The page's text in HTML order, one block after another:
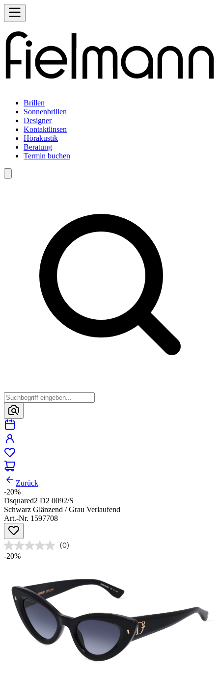
Brillen
Sonnenbrillen
Designer
Kontaktlinsen
Hörakustik
Beratung
Termin buchen
Zurück
-20%
Dsquared2 D2 0092/S
Schwarz Glänzend / Grau Verlaufend
Art.-Nr. 1597708
(0)
-20%